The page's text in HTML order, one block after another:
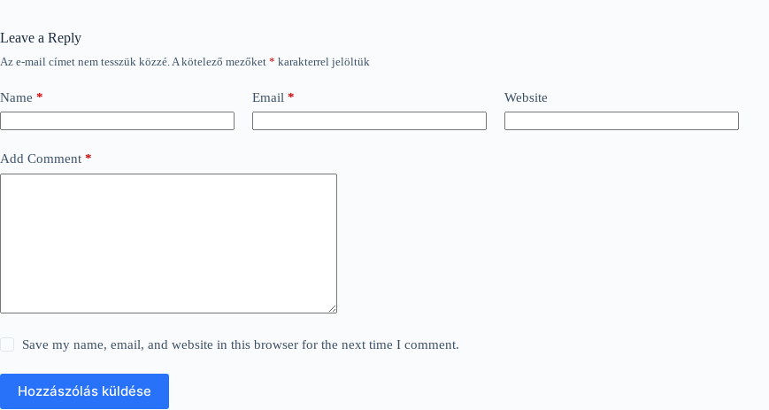
Leave a Reply
Az e-mail címet nem tesszük közzé. A kötelező mezőket * karakterrel jelöltük
Name * Email * Website
Add Comment *
Save my name, email, and website in this browser for the next time I comment.
Hozzászólás küldése